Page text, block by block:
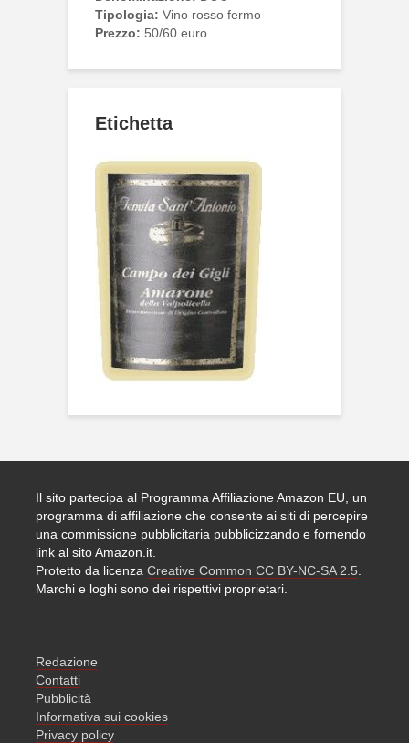
Tipologia: Vino rosso fermo
Prezzo: 50/60 euro
Etichetta
Il sito partecipa al Programma Affiliazione Amazon EU, un
programma di affiliazione che consente ai siti di percepire
una commissione pubblicitaria pubblicizzando e fornendo
link al sito Amazon.it.
Protetto da licenza Creative Common CC BY-NC-SA 2.5
Marchi e loghi sono dei rispettivi proprietari.
Redazione
Contatti
Pubblicità
Informativa sui cookies
Privacy policy